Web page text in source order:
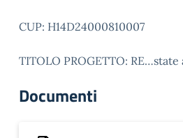
CUP: H14D24000810007
TITOLO PROGETTO: RE…state
Documenti